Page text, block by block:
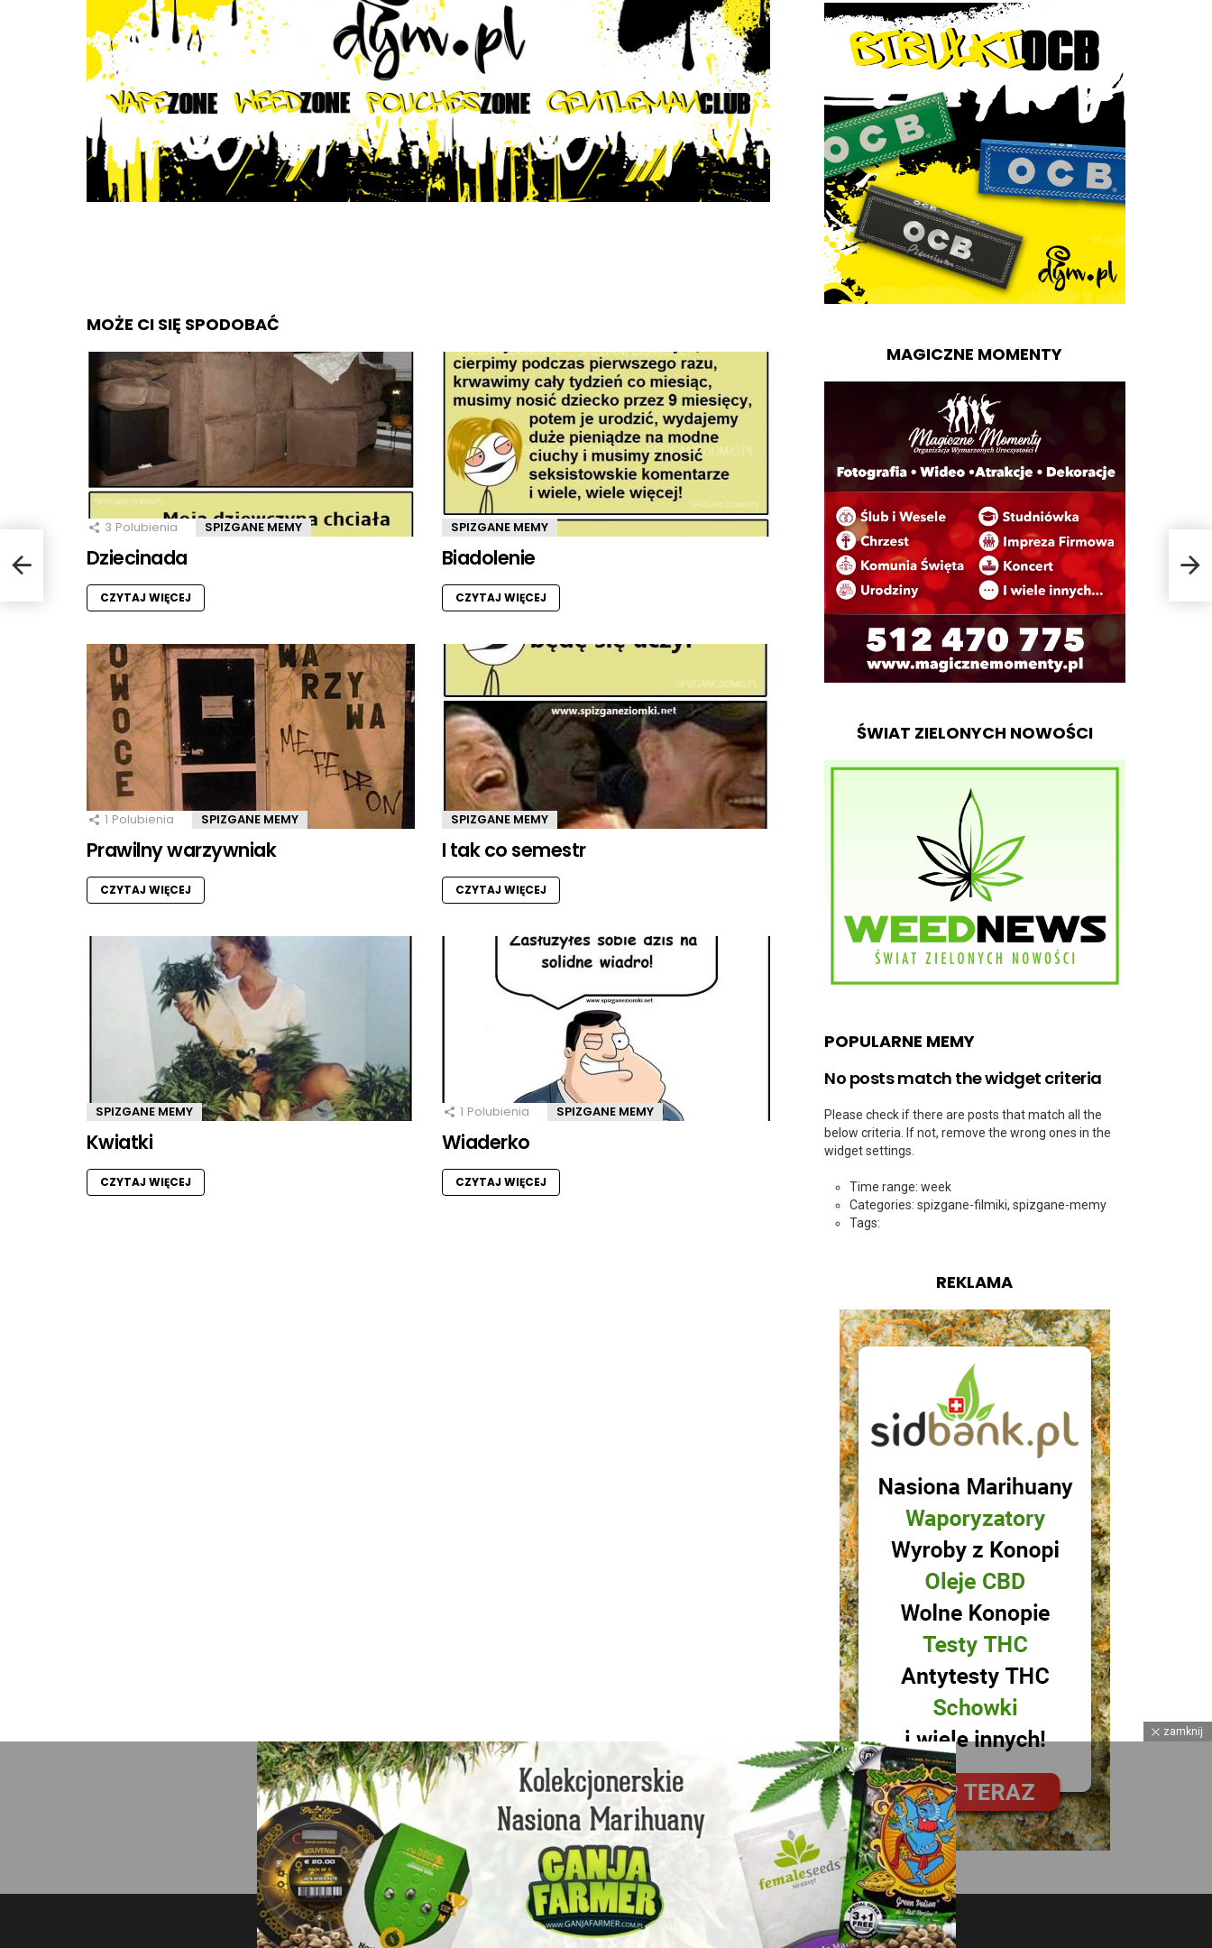
MOŻE CI SIĘ SPODOBAĆ
3 Polubienia SPIZGANE MEMY
Dziecinada
CZYTAJ WIĘCEJ
SPIZGANE MEMY
Biadolenie
CZYTAJ WIĘCEJ
1 Polubienia SPIZGANE MEMY
Prawilny warzywniak
CZYTAJ WIĘCEJ
SPIZGANE MEMY
I tak co semestr
CZYTAJ WIĘCEJ
SPIZGANE MEMY
Kwiatki
CZYTAJ WIĘCEJ
1 Polubienia SPIZGANE MEMY
Wiaderko
CZYTAJ WIĘCEJ
MAGICZNE MOMENTY
ŚWIAT ZIELONYCH NOWOŚCI
POPULARNE MEMY
No posts match the widget criteria
Please check if there are posts that match all the
below criteria. If not, remove the wrong ones in the
widget settings.
Time range: week
Categories: spizgane-filmiki, spizgane-memy
Tags:
REKLAMA
facebook instagram youtube
zamknij